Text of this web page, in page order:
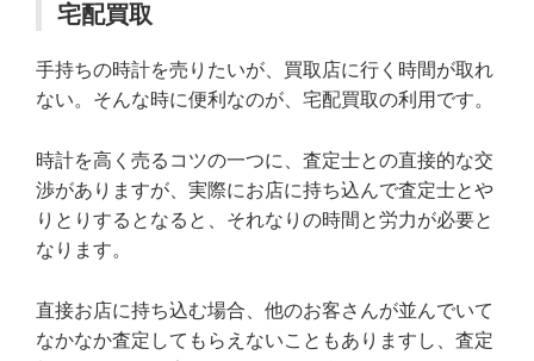
宅配買取
手持ちの時計を売りたいが、買取店に行く時間が取れ
ない。そんな時に便利なのが、宅配買取の利用です。
時計を高く売るコツの一つに、査定士との直接的な交
渉がありますが、実際にお店に持ち込んで査定士とや
りとりするとなると、それなりの時間と労力が必要と
なります。
直接お店に持ち込む場合、他のお客さんが並んでいて
なかなか査定してもらえないこともありますし、査定